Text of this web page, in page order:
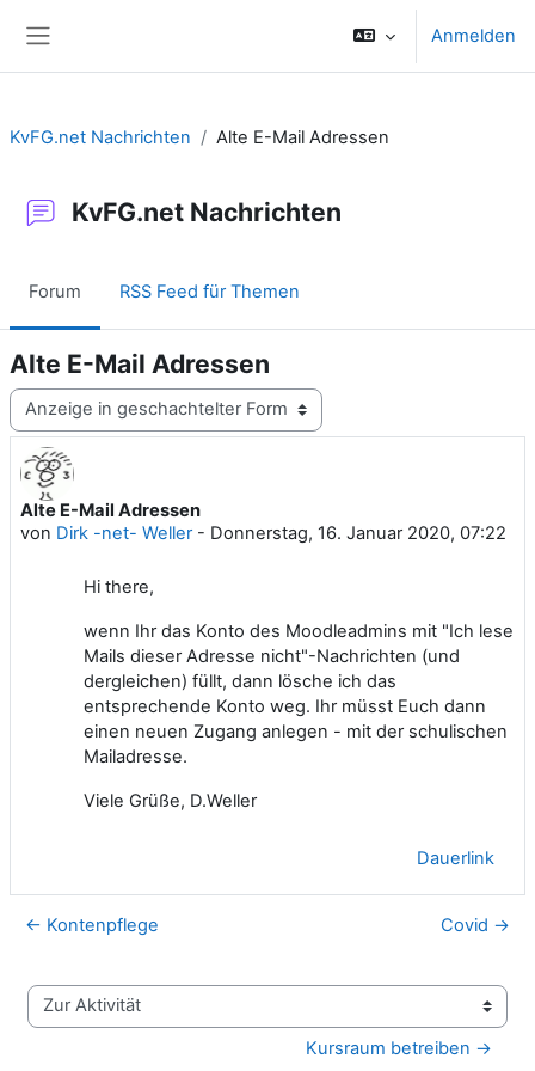
Anmelden
KvFG.net Nachrichten Alte E-Mail Adressen
KvFG.net Nachrichten
Forum RSS Feed für Themen
Alte E-Mail Adressen
Anzeigemodus
Alte E-Mail Adressen
von Dirk -net- Weller- Donnerstag, 16. Januar 2020, 07:22
Anzahl Antworten: 0
Hi there,
wenn Ihr das Konto des Moodleadmins mit "Ich lese
Mails dieser Adresse nicht"-Nachrichten (und
dergleichen) füllt, dann lösche ich das
entsprechende Konto weg. Ihr müsst Euch dann
einen neuen Zugang anlegen - mit der schulischen
Mailadresse.
Viele Grüße, D.Weller
Dauerlink
← Kontenpflege Covid →
Zur Aktivität
Kursraum betreiben →